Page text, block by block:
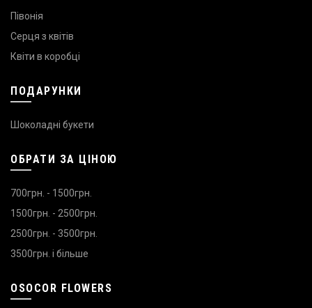
Півонія
Серця з квітів
Квіти в коробці
ПОДАРУНКИ
Шоколадні букети
ОБРАТИ ЗА ЦІНОЮ
700грн. - 1500грн.
1500грн. - 2500грн.
2500грн. - 3500грн.
3500грн. і більше
OSOCOR FLOWERS